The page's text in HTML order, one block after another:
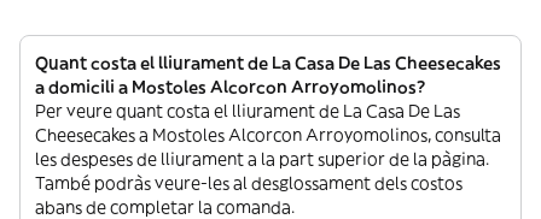
Quant costa el lliurament de La Casa De Las Cheesecakes
a domicili a Mostoles Alcorcon Arroyomolinos?
Per veure quant costa el lliurament de La Casa De Las
Cheesecakes a Mostoles Alcorcon Arroyomolinos, consulta
les despeses de lliurament a la part superior de la pàgina.
També podràs veure-les al desglossament dels costos
abans de completar la comanda.